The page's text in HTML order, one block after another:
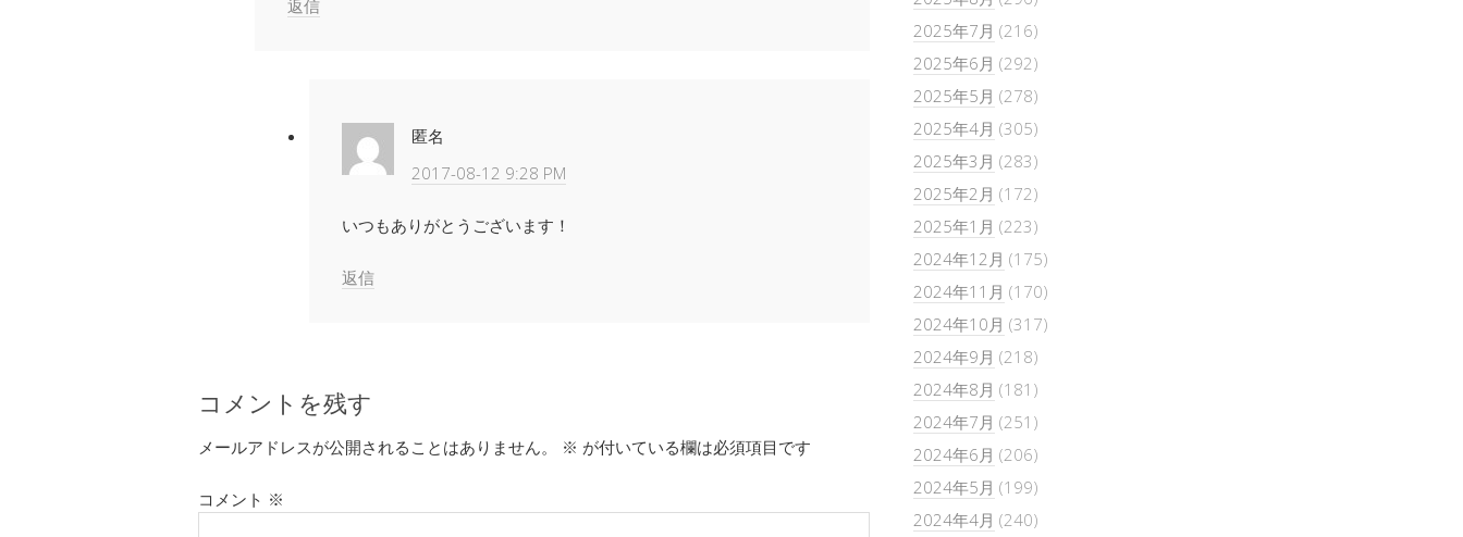
返信
匿名
2017-08-12 9:28 PM
いつもありがとうございます！
返信
コメントを残す
メールアドレスが公開されることはありません。 ※ が付いている欄は必須項目です
コメント ※
2025年7月 (216)
2025年6月 (292)
2025年5月 (278)
2025年4月 (305)
2025年3月 (283)
2025年2月 (172)
2025年1月 (223)
2024年12月 (175)
2024年11月 (170)
2024年10月 (317)
2024年9月 (218)
2024年8月 (181)
2024年7月 (251)
2024年6月 (206)
2024年5月 (199)
2024年4月 (240)